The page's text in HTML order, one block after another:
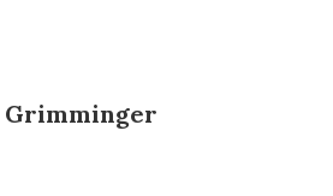
Grimminger